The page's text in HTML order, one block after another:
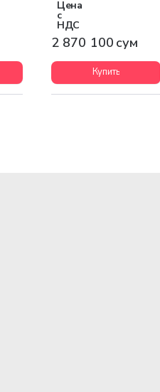
Цена
с
НДС
2 870 100 сум
Купить